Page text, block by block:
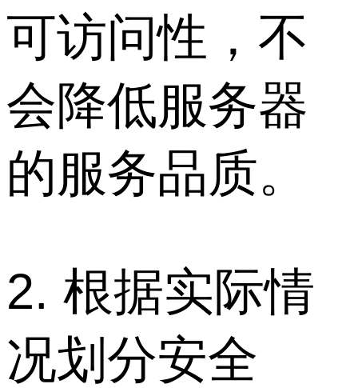
可访问性，不
会降低服务器
的服务品质。
2. 根据实际情
况划分安全